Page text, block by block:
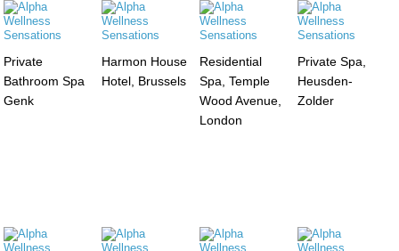
Private
Bathroom Spa
Genk
Harmon House
Hotel, Brussels
Residential
Spa, Temple
Wood Avenue,
London
Private Spa,
Heusden-
Zolder